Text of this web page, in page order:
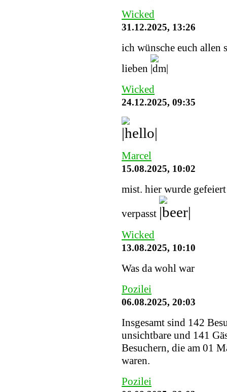
Wicked
31.12.2025, 13:26
ich wünsche euch allen
lieben
Wicked
24.12.2025, 09:35
Marcel
15.08.2025, 10:02
mist. hier wurde
verpasst
Wicked
13.08.2025, 10:10
Was da wohl war
Pozilei
06.08.2025, 20:03
Insgesamt sind 142
unsichtbare und 141
Besuchern, die am 01
waren.
Pozilei